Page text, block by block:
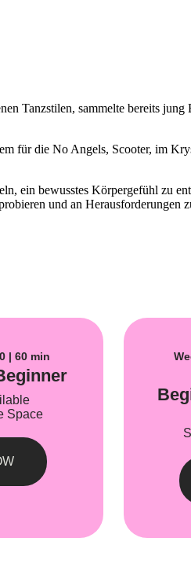
Tanzstilen, sammelte bereits
für die No Angels, Scooter, im
ein bewusstes Körpergefühl zu
und an Herausforderungen
| 60 min
Space